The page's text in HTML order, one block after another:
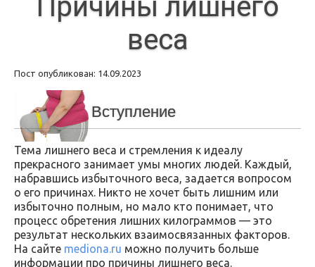
Причины лишнего
веса
Пост опубликован: 14.09.2023
Вступление
Тема лишнего веса и стремления к идеалу
прекрасного занимает умы многих людей. Каждый,
набравшись избыточного веса, задается вопросом
о его причинах. Никто не хочет быть лишним или
избыточно полным, но мало кто понимает, что
процесс обретения лишних килограммов — это
результат нескольких взаимосвязанных факторов.
На сайте mediona.ru можно получить больше
информации про причины лишнего веса.